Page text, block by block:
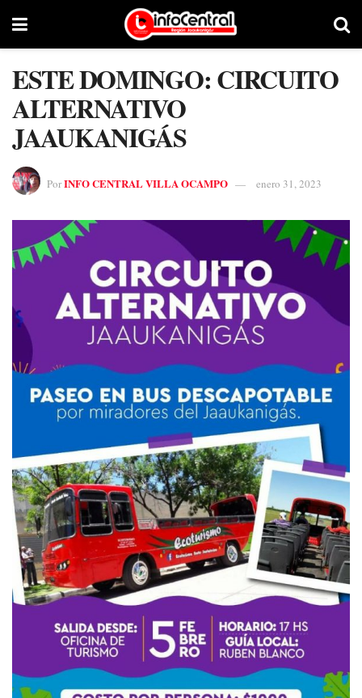
ESTE DOMINGO: CIRCUITO
ALTERNATIVO
JAAUKANIGÁS
PorINFO CENTRAL VILLA OCAMPO enero 31, 2023